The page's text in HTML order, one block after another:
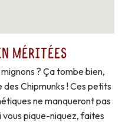
méritées
? Ça tombe bien,
des Chipmunks ! Ces petits
ne manqueront pas
vous pique-niquez, faites